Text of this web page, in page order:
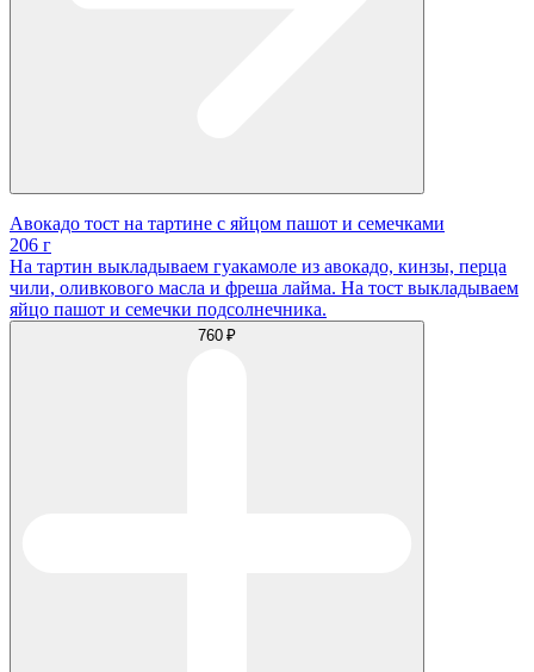
Авокадо тост на тартине с яйцом пашот и семечками
206 г
На тартин выкладываем гуакамоле из авокадо, кинзы, перца
чили, оливкового масла и фреша лайма. На тост выкладываем
яйцо пашот и семечки подсолнечника.
760 ₽